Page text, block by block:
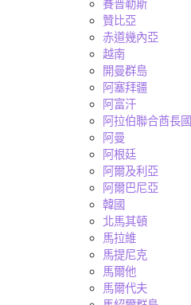
賽普勒斯
贊比亞
赤道幾內亞
越南
開曼群島
阿塞拜疆
阿富汗
阿拉伯聯合酋長國
阿曼
阿根廷
阿爾及利亞
阿爾巴尼亞
韓國
北馬其頓
馬拉維
馬提尼克
馬爾他
馬爾代夫